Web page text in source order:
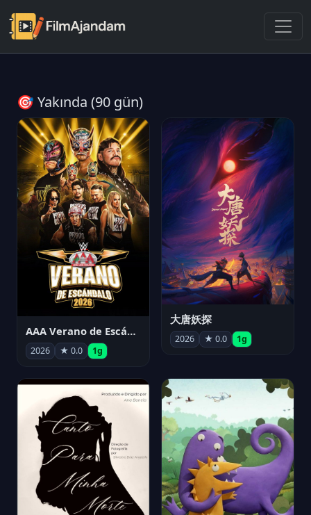
🎯 Yakında (90 gün)
AAA Verano de Escándalo 2026 - Week 3
2026 ★ 0.0 1g
大唐妖探
2026 ★ 0.0 1g